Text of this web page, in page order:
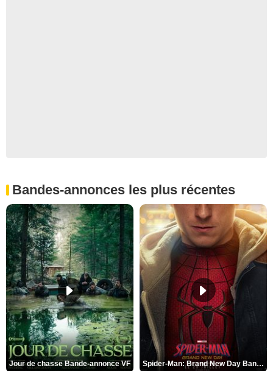
Bandes-annonces les plus récentes
Jour de chasse Bande-annonce VF Spider-Man: Brand New Day Bande-annonce (3) VO STFR